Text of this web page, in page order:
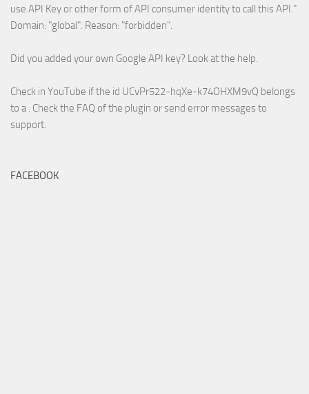
use API Key or other form of API consumer identity to call this API."
Domain: "global". Reason: "forbidden".
Did you added your own Google API key? Look at the help.
Check in YouTube if the id UCvPr522-hqXe-k74OHXM9vQ belongs
to a . Check the FAQ of the plugin or send error messages to
support.
FACEBOOK